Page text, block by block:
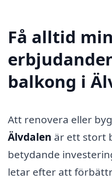
Få alltid
balkong i
Att renovera eller
Älvdalen är ett stort
betydande
letar efter att